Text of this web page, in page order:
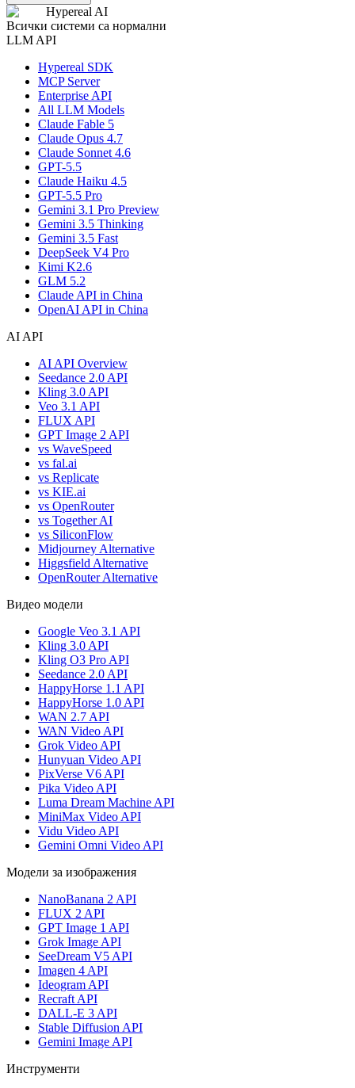
Hypereal AI
Всички системи са нормални
LLM API
Hypereal SDK
MCP Server
Enterprise API
All LLM Models
Claude Fable 5
Claude Opus 4.7
Claude Sonnet 4.6
GPT-5.5
Claude Haiku 4.5
GPT-5.5 Pro
Gemini 3.1 Pro Preview
Gemini 3.5 Thinking
Gemini 3.5 Fast
DeepSeek V4 Pro
Kimi K2.6
GLM 5.2
Claude API in China
OpenAI API in China
AI API
AI API Overview
Seedance 2.0 API
Kling 3.0 API
Veo 3.1 API
FLUX API
GPT Image 2 API
vs WaveSpeed
vs fal.ai
vs Replicate
vs KIE.ai
vs OpenRouter
vs Together AI
vs SiliconFlow
Midjourney Alternative
Higgsfield Alternative
OpenRouter Alternative
Видео модели
Google Veo 3.1 API
Kling 3.0 API
Kling O3 Pro API
Seedance 2.0 API
HappyHorse 1.1 API
HappyHorse 1.0 API
WAN 2.7 API
WAN Video API
Grok Video API
Hunyuan Video API
PixVerse V6 API
Pika Video API
Luma Dream Machine API
MiniMax Video API
Vidu Video API
Gemini Omni Video API
Модели за изображения
NanoBanana 2 API
FLUX 2 API
GPT Image 1 API
Grok Image API
SeeDream V5 API
Imagen 4 API
Ideogram API
Recraft API
DALL-E 3 API
Stable Diffusion API
Gemini Image API
Инструменти